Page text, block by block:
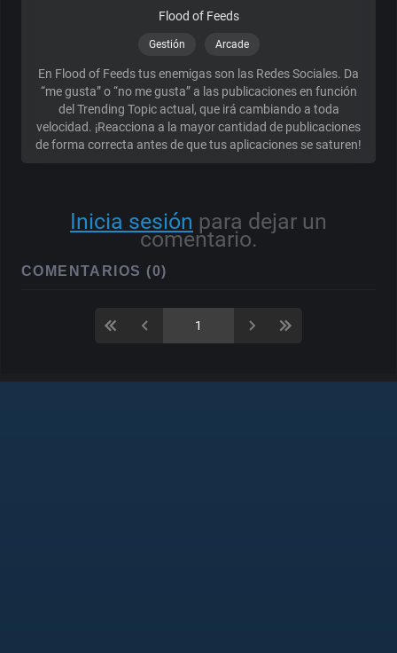
Flood of Feeds
Gestión Arcade
En Flood of Feeds tus enemigas son las Redes Sociales. Da
“me gusta” o “no me gusta” a las publicaciones en función
del Trending Topic actual, que irá cambiando a toda
velocidad. ¡Reacciona a la mayor cantidad de publicaciones
de forma correcta antes de que tus aplicaciones se saturen!
Inicia sesión para dejar un
comentario.
COMENTARIOS (0)